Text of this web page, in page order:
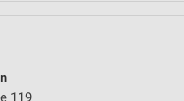
119